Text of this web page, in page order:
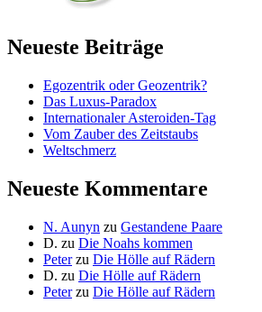
Neueste Beiträge
Egozentrik oder Geozentrik?
Das Luxus-Paradox
Internationaler Asteroiden-Tag
Vom Zauber des Zeitstaubs
Weltschmerz
Neueste Kommentare
N. Aunyn zu Gestandene Paare
D. zu Die Noahs kommen
Peterzu Die Hölle auf Rädern
D. zu Die Hölle auf Rädern
Peterzu Die Hölle auf Rädern